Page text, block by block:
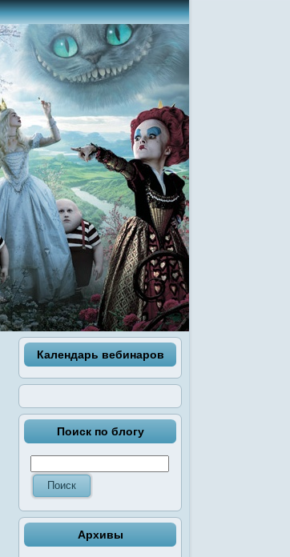
Календарь вебинаров
Поиск по блогу
Архивы